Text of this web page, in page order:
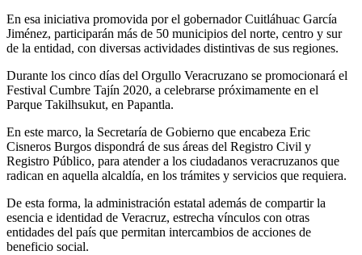
En esa iniciativa promovida por el gobernador Cuitláhuac García
Jiménez, participarán más de 50 municipios del norte, centro y sur
de la entidad, con diversas actividades distintivas de sus regiones.
Durante los cinco días del Orgullo Veracruzano se promocionará el
Festival Cumbre Tajín 2020, a celebrarse próximamente en el
Parque Takilhsukut, en Papantla.
En este marco, la Secretaría de Gobierno que encabeza Eric
Cisneros Burgos dispondrá de sus áreas del Registro Civil y
Registro Público, para atender a los ciudadanos veracruzanos que
radican en aquella alcaldía, en los trámites y servicios que requiera.
De esta forma, la administración estatal además de compartir la
esencia e identidad de Veracruz, estrecha vínculos con otras
entidades del país que permitan intercambios de acciones de
beneficio social.